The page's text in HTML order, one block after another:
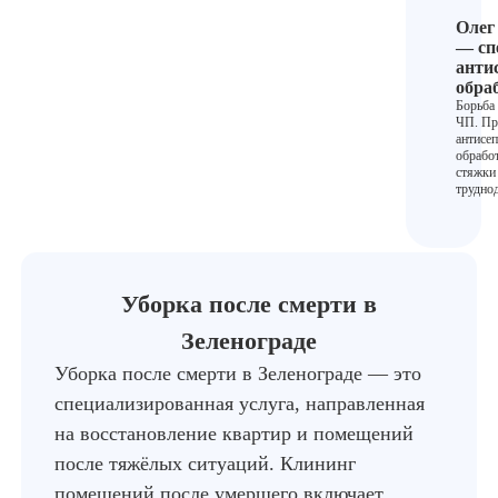
Олег
—
Борьба
ЧП.
Уборка после смерти в
Зеленограде
Уборка после смерти в Зеленограде — это
специализированная услуга, направленная
на восстановление квартир и помещений
после тяжёлых ситуаций. Клининг
помещений после умершего включает